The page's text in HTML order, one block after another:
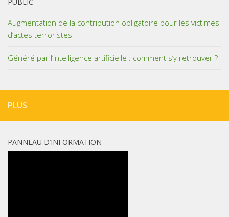
PUBLIC
Augmentation de la contribution obligatoire pour les victimes
d’actes terroristes
Généré par l’intelligence artificielle : comment s’y retrouver ?
PLUS
PANNEAU D’INFORMATION